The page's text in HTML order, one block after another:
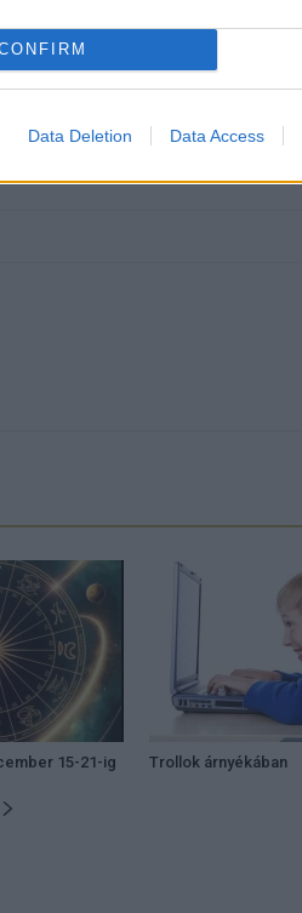
Data Deletion Data Access
15-21-ig Trollok árnyékában